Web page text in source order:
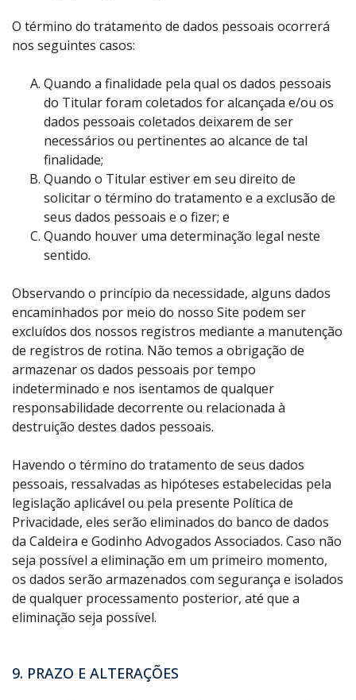
O término do tratamento de dados pessoais ocorrerá
nos seguintes casos:
Quando a finalidade pela qual os dados pessoais
do Titular foram coletados for alcançada e/ou os
dados pessoais coletados deixarem de ser
necessários ou pertinentes ao alcance de tal
finalidade;
Quando o Titular estiver em seu direito de
solicitar o término do tratamento e a exclusão de
seus dados pessoais e o fizer; e
Quando houver uma determinação legal neste
sentido.
Observando o princípio da necessidade, alguns dados
encaminhados por meio do nosso Site podem ser
excluídos dos nossos registros mediante a manutenção
de registros de rotina. Não temos a obrigação de
armazenar os dados pessoais por tempo
indeterminado e nos isentamos de qualquer
responsabilidade decorrente ou relacionada à
destruição destes dados pessoais.
Havendo o término do tratamento de seus dados
pessoais, ressalvadas as hipóteses estabelecidas pela
legislação aplicável ou pela presente Política de
Privacidade, eles serão eliminados do banco de dados
da Caldeira e Godinho Advogados Associados. Caso não
seja possível a eliminação em um primeiro momento,
os dados serão armazenados com segurança e isolados
de qualquer processamento posterior, até que a
eliminação seja possível.
9. PRAZO E ALTERAÇÕES